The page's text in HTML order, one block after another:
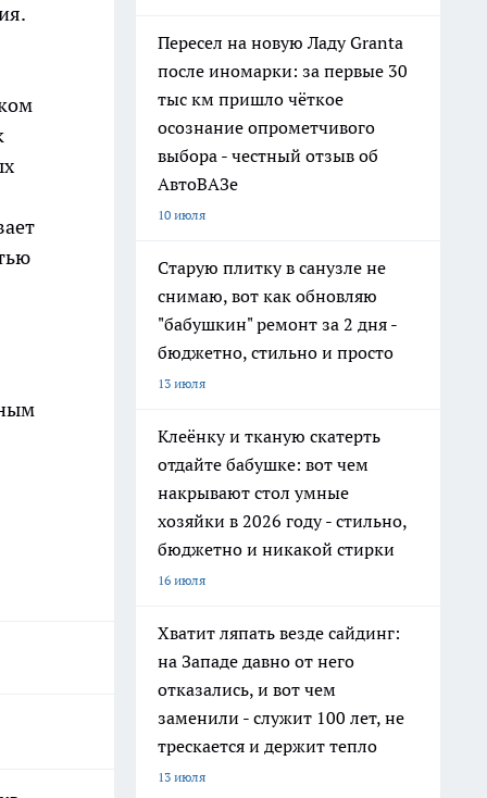
Пересел на новую Ладу Granta
после иномарки: за первые 30
тыс км пришло чёткое
осознание опрометчивого
выбора - честный отзыв об
АвтоВАЗе
10 июля
Старую плитку в санузле не
снимаю, вот как обновляю
"бабушкин" ремонт за 2 дня -
бюджетно, стильно и просто
13 июля
Клеёнку и тканую скатерть
отдайте бабушке: вот чем
накрывают стол умные
хозяйки в 2026 году - стильно,
бюджетно и никакой стирки
16 июля
Хватит ляпать везде сайдинг:
на Западе давно от него
отказались, и вот чем
заменили - служит 100 лет, не
трескается и держит тепло
13 июля